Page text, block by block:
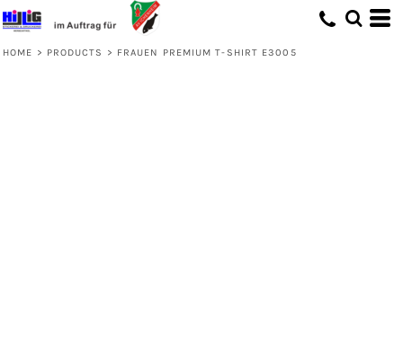
HOME > PRODUCTS > FRAUEN PREMIUM T-SHIRT E3005